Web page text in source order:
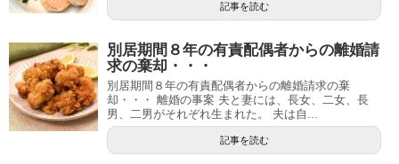
記事を読む
別居期間８年の有責配偶者からの離婚請
求の棄却・・・
別居期間８年の有責配偶者からの離婚請求の棄
却・・・ 離婚の事案 夫と妻には、長女、二女、長
男、二男がそれぞれ生まれた。 夫は自...
記事を読む